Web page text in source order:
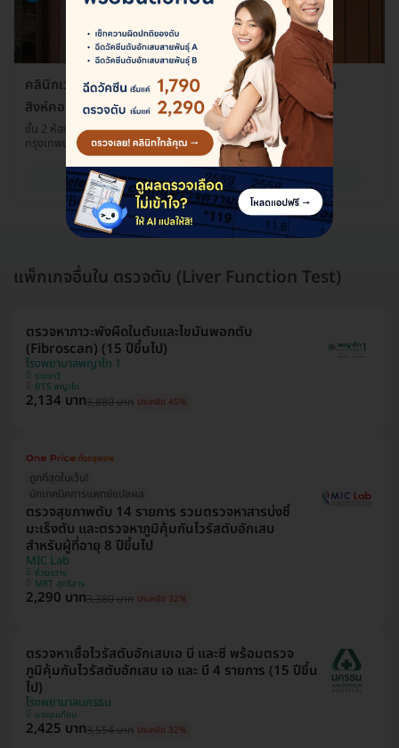
คลินิกเวชกรรม พญาไท-เปาโล คลินิกเวชกรรมเปาโล สาขา
สิงห์คอมเพล็กซ์
ชั้น 2 ห้อง 209 อาคารสิงห์ คอมเพล็กซ์ ซ. 1 บางกะปิ เขตห้วยขวาง
กรุงเทพมหานคร 10310
ดูรายละเอียด
แพ็กเกจอื่นใน ตรวจตับ (Liver Function Test)
ตรวจหาภาวะพังผืดในตับและไขมันพอกตับ
(Fibroscan) (15 ปีขึ้นไป)
โรงพยาบาลพญาไท 1
ราชเทวี
BTS พญาไท
2,134 บาท3,880 บาท ประหยัด 45%
ถูกที่สุดในเว็บ!
นักเทคนิคการแพทย์แปลผล
ตรวจสุขภาพตับ 14 รายการ รวมตรวจหาสารบ่งชี้
มะเร็งตับ และตรวจหาภูมิคุ้มกันไวรัสตับอักเสบ
สำหรับผู้ที่อายุ 8 ปีขึ้นไป
MIC Lab
ห้วยขวาง
MRT สุทธิสาร
2,290 บาท3,380 บาท ประหยัด 32%
ตรวจหาเชื้อไวรัสตับอักเสบเอ บี และซี พร้อมตรวจ
ภูมิคุ้มกันไวรัสตับอักเสบ เอ และ บี 4 รายการ (15 ปีขึ้น
ไป)
โรงพยาบาลนครธน
บางขุนเทียน
2,425 บาท3,554 บาท ประหยัด 32%